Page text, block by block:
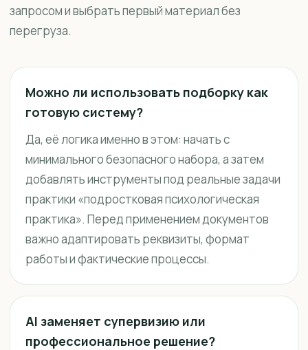
запросом и выбрать первый материал без
перегруза.
Можно ли использовать подборку как
готовую систему?
Да, её логика именно в этом: начать с
минимального безопасного набора, а затем
добавлять инструменты под реальные задачи
практики «подростковая психологическая
практика». Перед применением документов
важно адаптировать реквизиты, формат
работы и фактические процессы.
AI заменяет супервизию или
профессиональное решение?